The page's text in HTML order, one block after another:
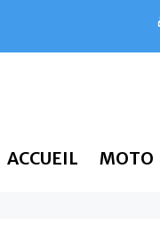
ACCUEIL MOTO